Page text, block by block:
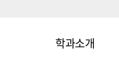
학과소개